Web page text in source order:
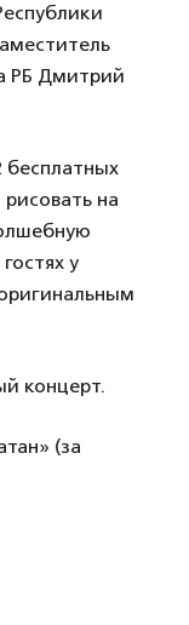
РБ Дмитрий
бесплатных
на
у
концерт.
(за